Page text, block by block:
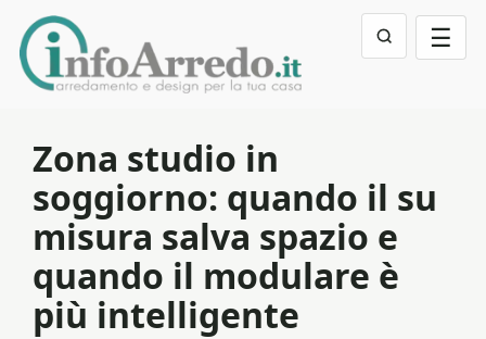
☰
Zona studio in
soggiorno: quando il su
misura salva spazio e
quando il modulare è
più intelligente